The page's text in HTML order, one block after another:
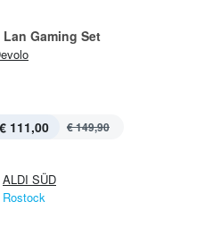
Lan Gaming Set
€ 111,00 € 149,90
ALDI SÜD
Rostock